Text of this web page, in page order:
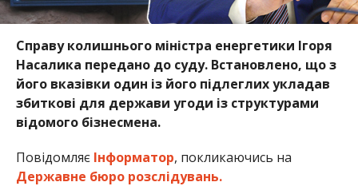
Справу колишнього міністра енергетики Ігоря
Насалика передано до суду. Встановлено, що з
його вказівки один із його підлеглих укладав
збиткові для держави угоди із структурами
відомого бізнесмена.
Повідомляє Інформатор, покликаючись на
Державне бюро розслідувань.